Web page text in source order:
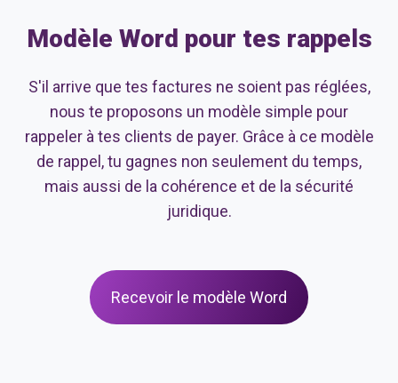
Modèle Word pour tes rappels
S'il arrive que tes factures ne soient pas réglées,
nous te proposons un modèle simple pour
rappeler à tes clients de payer. Grâce à ce modèle
de rappel, tu gagnes non seulement du temps,
mais aussi de la cohérence et de la sécurité
juridique.
Recevoir le modèle Word